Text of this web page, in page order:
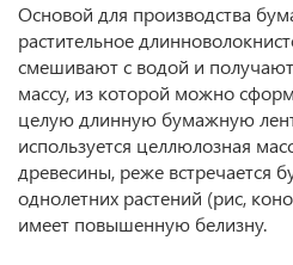
Основой для производства
растительное
смешивают с водой и
массу, из которой можно
целую длинную бумажную
используется целлюлозная
древесины, реже встречается
однолетних растений (рис,
имеет повышенную белизну.